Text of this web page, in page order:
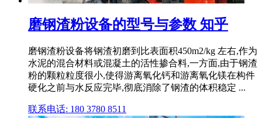
磨钢渣粉设备的型号与参数 知乎
磨钢渣粉设备将钢渣初磨到比表面积450m2/kg 左右,作为
水泥的混合材料或混凝土的活性掺合料,一方面,由于钢渣
粉的颗粒粒度很小,使得游离氧化钙和游离氧化镁在构件
硬化之前与水反应完毕,彻底消除了钢渣的体积稳定 ...
联系电话: 180 3780 8511